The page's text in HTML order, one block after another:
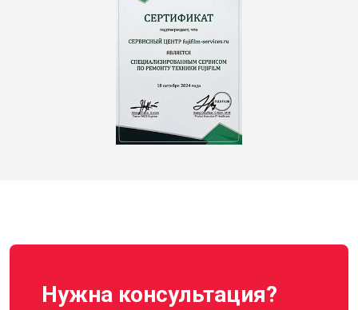
Нужна консультация?